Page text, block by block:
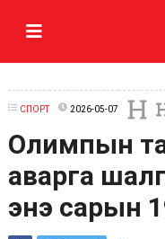
СПОРТ 2026-05-07
Олимпын
аварга
энэ сарын